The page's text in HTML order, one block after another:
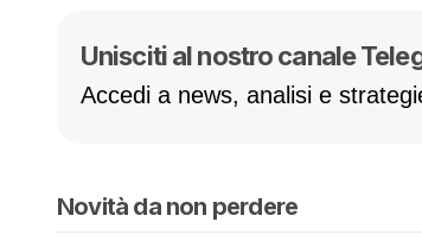
Unisciti al nostro canale
Accedi a news, analisi e
Novità da non perdere